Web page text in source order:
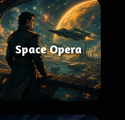
Space Opera